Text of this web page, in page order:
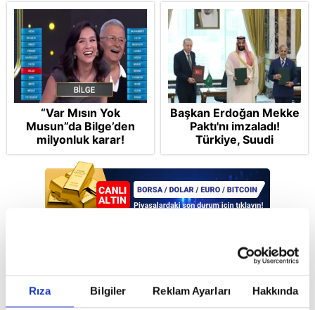
Rıza Bilgiler Reklam Ayarları Hakkında
Reddet
“Var Mısın Yok
Musun”da Bilge’den
milyonluk karar!
Başkan Erdoğan Mekke
Paktı'nı imzaladı!
Türkiye, Suudi
Arabistan ve
Pakistan'dan stratejik
güvenlik adımı:
Anlaşmanın tüm
detayları
Abone Ol